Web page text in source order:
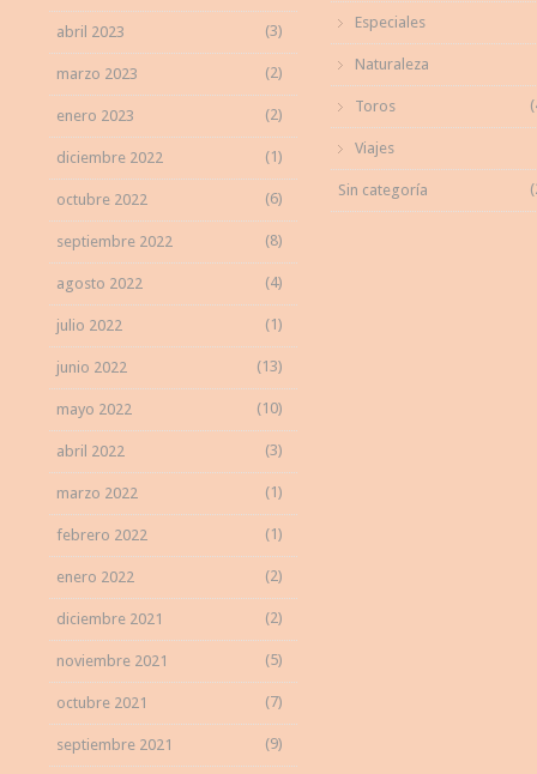
abril 2023 (3)
marzo 2023 (2)
enero 2023 (2)
diciembre 2022 (1)
octubre 2022 (6)
septiembre 2022 (8)
agosto 2022 (4)
julio 2022 (1)
junio 2022 (13)
mayo 2022 (10)
abril 2022 (3)
marzo 2022 (1)
febrero 2022 (1)
enero 2022 (2)
diciembre 2021 (2)
noviembre 2021 (5)
octubre 2021 (7)
septiembre 2021 (9)
Especiales
Naturaleza
Toros
Viajes
Sin categoría